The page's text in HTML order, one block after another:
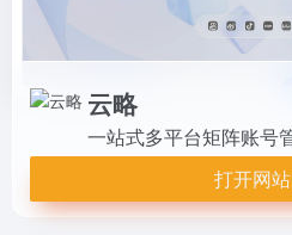
云略
打开网站